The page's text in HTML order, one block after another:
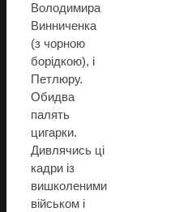
Володимира
Винниченка
(з чорною
борідкою), і
Петлюру.
Обидва
палять
цигарки.
Дивлячись ці
кадри із
вишколеними
військом і